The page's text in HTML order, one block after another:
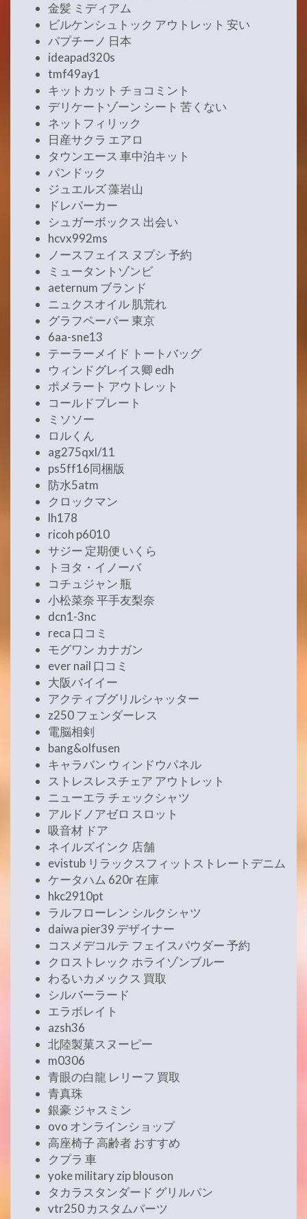
金髪 ミディアム
ビルケンシュトック アウトレット 安い
パプチーノ 日本
ideapad320s
tmf49ay1
キットカット チョコミント
デリケートゾーン シート 苦くない
ネットフィリック
日産サクラ エアロ
タウンエース 車中泊キット
パンドック
ジュエルズ 藻岩山
ドレパーカー
シュガーボックス 出会い
hcvx992ms
ノースフェイス ヌプシ 予約
ミュータントゾンビ
aeternum ブランド
ニュクスオイル 肌荒れ
グラフペーパー 東京
6aa-sne13
テーラーメイド トートバッグ
ウィンドグレイス卿 edh
ポメラート アウトレット
コールドプレート
ミソソー
ロルくん
ag275qxl/11
ps5ff16同梱版
防水5atm
クロックマン
lh178
ricoh p6010
サジー 定期便 いくら
トヨタ・イノーバ
コチュジャン 瓶
小松菜奈 平手友梨奈
dcn1-3nc
reca 口コミ
モグワン カナガン
ever nail 口コミ
大阪バイイー
アクティブグリルシャッター
z250 フェンダーレス
電脳相剣
bang&olfusen
キャラバン ウィンドウパネル
ストレスレスチェア アウトレット
ニューエラ チェックシャツ
アルドノアゼロ スロット
吸音材 ドア
ネイルズインク 店舗
evistub リラックスフィットストレートデニム
ケータハム 620r 在庫
hkc2910pt
ラルフローレン シルクシャツ
daiwa pier39 デザイナー
コスメデコルテ フェイスパウダー 予約
クロストレック ホライゾンブルー
わるいカメックス 買取
シルバーラード
エラボレイト
azsh36
北陸製菓スヌーピー
m0306
青眼の白龍 レリーフ 買取
青真珠
銀豪 ジャスミン
ovo オンラインショップ
高座椅子 高齢者 おすすめ
クプラ 車
yoke military zip blouson
タカラスタンダード グリルパン
vtr250 カスタムパーツ